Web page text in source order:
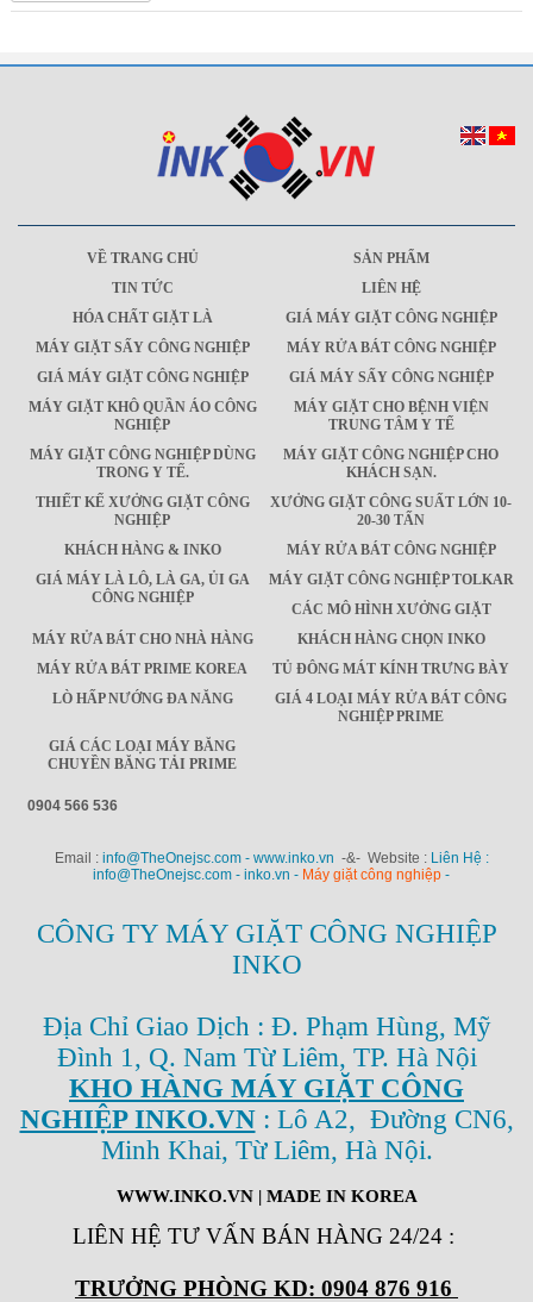
VỀ TRANG CHỦ
SẢN PHẨM
TIN TỨC
LIÊN HỆ
HÓA CHẤT GIẶT LÀ
GIÁ MÁY GIẶT CÔNG NGHIỆP
MÁY GIẶT SẤY CÔNG NGHIỆP
MÁY RỬA BÁT CÔNG NGHIỆP
GIÁ MÁY GIẶT CÔNG NGHIỆP
GIÁ MÁY SẤY CÔNG NGHIỆP
MÁY GIẶT KHÔ QUẦN ÁO CÔNG
NGHIỆP
MÁY GIẶT CHO BỆNH VIỆN
TRUNG TÂM Y TẾ
MÁY GIẶT CÔNG NGHIỆP DÙNG
TRONG Y TẾ.
MÁY GIẶT CÔNG NGHIỆP CHO
KHÁCH SẠN.
THIẾT KẾ XƯỞNG GIẶT CÔNG
NGHIỆP
XƯỞNG GIẶT CÔNG SUẤT LỚN 10-
20-30 TẤN
KHÁCH HÀNG & INKO
MÁY RỬA BÁT CÔNG NGHIỆP
GIÁ MÁY LÀ LÔ, LÀ GA, ỦI GA
CÔNG NGHIỆP
MÁY GIẶT CÔNG NGHIỆP TOLKAR
CÁC MÔ HÌNH XƯỞNG GIẶT
MÁY RỬA BÁT CHO NHÀ HÀNG
KHÁCH HÀNG CHỌN INKO
MÁY RỬA BÁT PRIME KOREA
TỦ ĐÔNG MÁT KÍNH TRƯNG BÀY
LÒ HẤP NƯỚNG ĐA NĂNG
GIÁ 4 LOẠI MÁY RỬA BÁT CÔNG
NGHIỆP PRIME
GIÁ CÁC LOẠI MÁY BĂNG
CHUYỀN BĂNG TẢI PRIME
0904 566 536
Email : info@TheOnejsc.com - www.inko.vn -&- Website : Liên Hệ :
info@TheOnejsc.com - inko.vn - Máy giặt công nghiệp -
CÔNG TY MÁY GIẶT CÔNG NGHIỆP
INKO
Địa Chỉ Giao Dịch : Đ. Phạm Hùng, Mỹ
Đình 1, Q. Nam Từ Liêm, TP. Hà Nội
KHO HÀNG MÁY GIẶT CÔNG
NGHIỆP INKO.VN: Lô A2, Đường CN6,
Minh Khai, Từ Liêm, Hà Nội.
WWW.INKO.VN| MADE IN KOREA
LIÊN HỆ TƯ VẤN BÁN HÀNG 24/24 :
TRƯỞNG PHÒNG KD: 0904 876 916